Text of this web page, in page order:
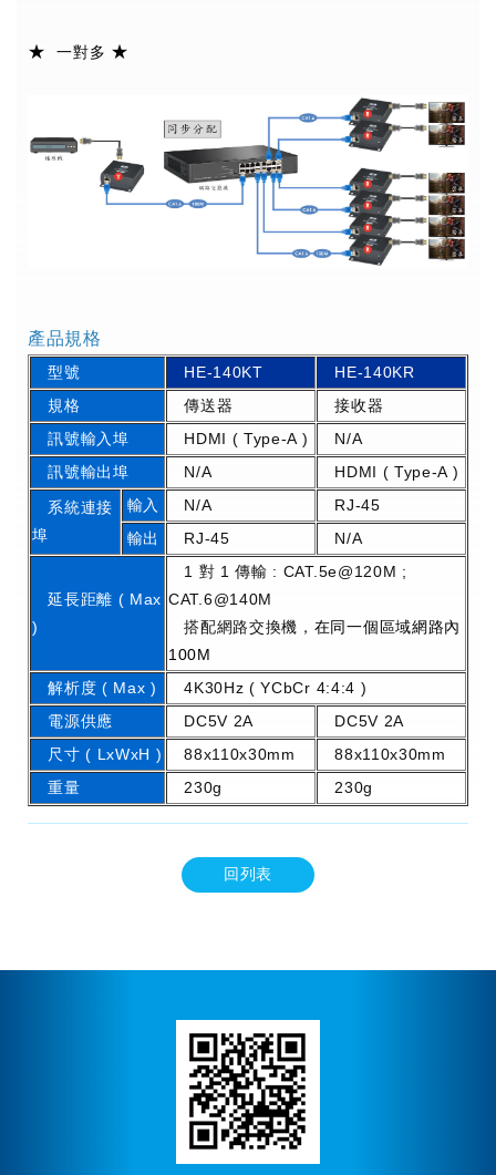
★一對多 ★
產品規格
型號 HE-140KT
HE-140KR
規格
傳送器
接收器
訊號輸入埠
HDMI ( Type-A )
N/A
訊號輸出埠
N/A
HDMI ( Type-A )
系統連接
埠
輸入 N/A
RJ-45
輸出
RJ-45 N/A
延長距離 ( Max
)
1 對 1 傳輸 : CAT.5e@120M ;
CAT.6@140M
搭配網路交換機， 在同一個區域網路內
100M
解析度 ( Max )
4K30Hz ( YCbCr 4:4:4 )
電源供應
DC5V 2A
DC5V 2A
尺寸 ( LxWxH )
88x110x30mm
88x110x30mm
重量
230g 230g
回列表